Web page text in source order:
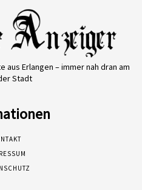
aus Erlangen – immer nah dran am
Stadt